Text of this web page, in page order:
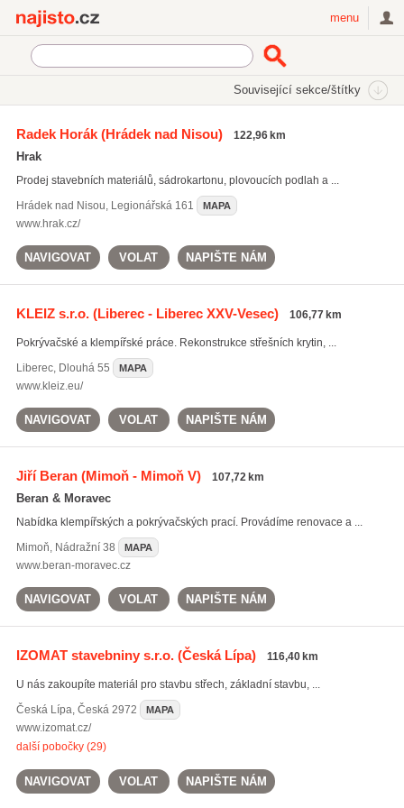
menu
Související sekce/štítky
IKO(135)
cihly(290)
Radek Horák(Hrádek nad Nisou) 122,96 km
Hrak
Prodej stavebních materiálů, sádrokartonu, plovoucích podlah a ...
Hrádek nad Nisou, Legionářská 161 MAPA
www.hrak.cz/
NAVIGOVAT VOLAT NAPIŠTE NÁM
KLEIZ s.r.o.(Liberec - Liberec XXV-Vesec) 106,77 km
Pokrývačské a klempířské práce. Rekonstrukce střešních krytin, ...
Liberec, Dlouhá 55 MAPA
www.kleiz.eu/
NAVIGOVAT VOLAT NAPIŠTE NÁM
Jiří Beran(Mimoň - Mimoň V) 107,72 km
Beran & Moravec
Nabídka klempířských a pokrývačských prací. Provádíme renovace a ...
Mimoň, Nádražní 38 MAPA
www.beran-moravec.cz
NAVIGOVAT VOLAT NAPIŠTE NÁM
IZOMAT stavebniny s.r.o.(Česká Lípa) 116,40 km
U nás zakoupíte materiál pro stavbu střech, základní stavbu, ...
Česká Lípa, Česká 2972 MAPA
www.izomat.cz/
další pobočky (29)
NAVIGOVAT VOLAT NAPIŠTE NÁM